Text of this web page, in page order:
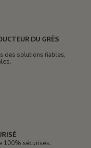
DU GRÈS
des solutions fiables,
100% sécurisés.